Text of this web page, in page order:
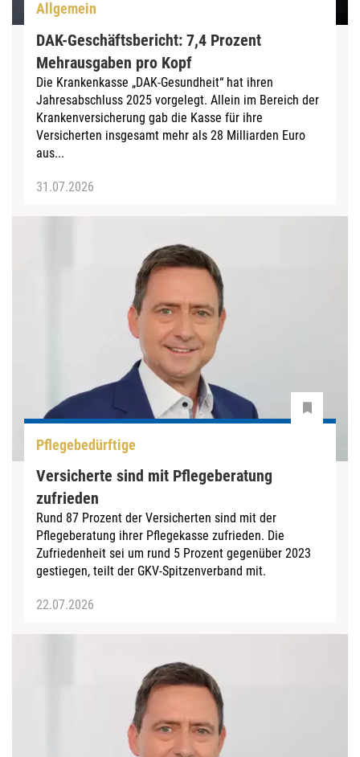
Allgemein
DAK-Geschäftsbericht: 7,4 Prozent
Mehrausgaben pro Kopf
Die Krankenkasse „DAK-Gesundheit“ hat ihren
Jahresabschluss 2025 vorgelegt. Allein im Bereich der
Krankenversicherung gab die Kasse für ihre
Versicherten insgesamt mehr als 28 Milliarden Euro
aus...
31.07.2026
Pflegebedürftige
Versicherte sind mit Pflegeberatung
zufrieden
Rund 87 Prozent der Versicherten sind mit der
Pflegeberatung ihrer Pflegekasse zufrieden. Die
Zufriedenheit sei um rund 5 Prozent gegenüber 2023
gestiegen, teilt der GKV-Spitzenverband mit.
22.07.2026